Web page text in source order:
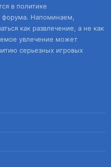
в политике
форума. Напоминаем,
как развлечение, а не как
увлечение может
серьезных игровых